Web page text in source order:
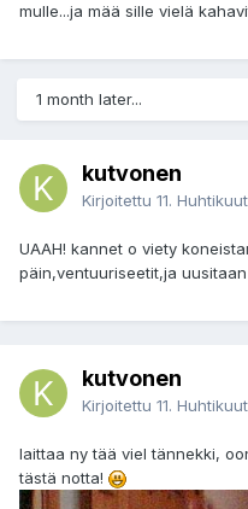
mulle...ja mää sille vielä
1 month later...
kutvonen
Kirjoitettu 11.
UAAH! kannet o viety
päin,ventuuriseetit,ja
kutvonen
Kirjoitettu 11.
laittaa ny tää viel tännekki,
tästä notta!